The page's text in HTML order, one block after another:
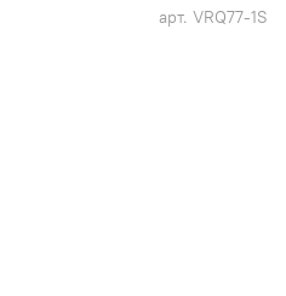
арт. VRQ77-1S